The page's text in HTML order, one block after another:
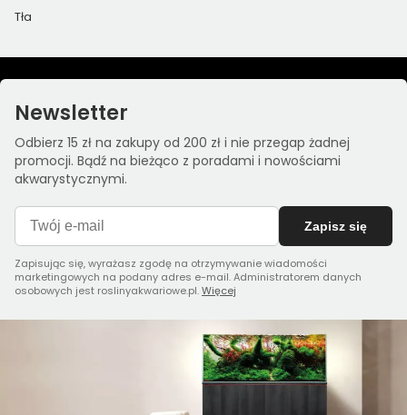
Tła
Newsletter
Odbierz 15 zł na zakupy od 200 zł i nie przegap żadnej
promocji. Bądź na bieżąco z poradami i nowościami
akwarystycznymi.
Zapisz się
Zapisując się, wyrażasz zgodę na otrzymywanie wiadomości
marketingowych na podany adres e-mail. Administratorem danych
osobowych jest roslinyakwariowe.pl.Więcej